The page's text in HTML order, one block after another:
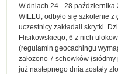
W dniach 24 - 28 października
WIELU, odbyło się szkolenie
uczestnicy zakładali skrytki.
Flisikowskiego, 6 z nich
(regulamin geocachingu
założono 7 schowków
już nastepnego dnia zostały